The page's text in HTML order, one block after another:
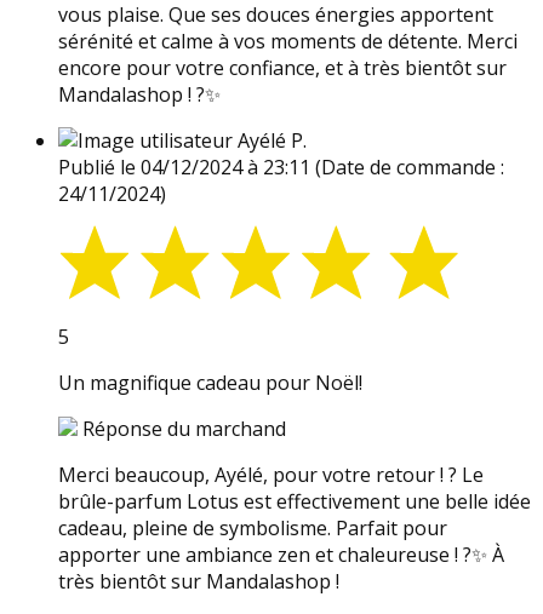
vous plaise. Que ses douces énergies apportent
sérénité et calme à vos moments de détente. Merci
encore pour votre confiance, et à très bientôt sur
Mandalashop ! ?✨
Ayélé P.
Publié le 04/12/2024 à 23:11 (Date de commande :
24/11/2024)
5
Un magnifique cadeau pour Noël!
Réponse du marchand
Merci beaucoup, Ayélé, pour votre retour ! ? Le
brûle-parfum Lotus est effectivement une belle idée
cadeau, pleine de symbolisme. Parfait pour
apporter une ambiance zen et chaleureuse ! ?✨ À
très bientôt sur Mandalashop !